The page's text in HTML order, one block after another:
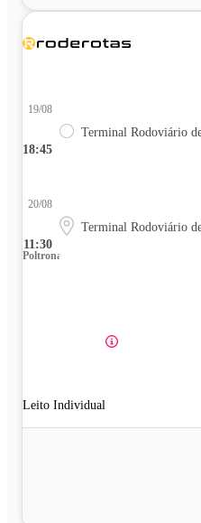
18:45
19/08
Terminal Rodoviário
11:30
20/08
Terminal Rodoviário
Poltrona
Leito Individual